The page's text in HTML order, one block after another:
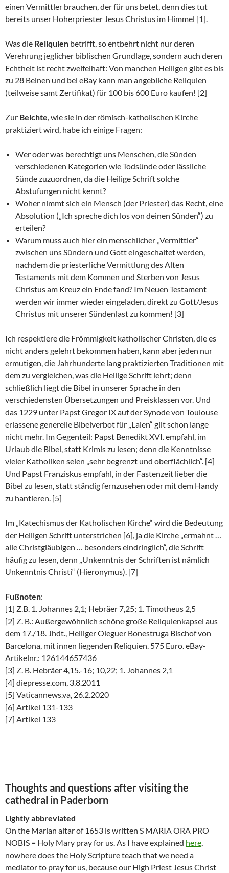
einen Vermittler brauchen, der für uns betet, denn dies tut
bereits unser Hoherpriester Jesus Christus im Himmel [1].
Was die Reliquien betrifft, so entbehrt nicht nur deren
Verehrung jeglicher biblischen Grundlage, sondern auch deren
Echtheit ist recht zweifelhaft: Von manchen Heiligen gibt es bis
zu 28 Beinen und bei eBay kann man angebliche Reliquien
(teilweise samt Zertifikat) für 100 bis 600 Euro kaufen! [2]
Zur Beichte, wie sie in der römisch-katholischen Kirche
praktiziert wird, habe ich einige Fragen:
Wer oder was berechtigt uns Menschen, die Sünden
verschiedenen Kategorien wie Todsünde oder lässliche
Sünde zuzuordnen, da die Heilige Schrift solche
Abstufungen nicht kennt?
Woher nimmt sich ein Mensch (der Priester) das Recht, eine
Absolution („Ich spreche dich los von deinen Sünden“) zu
erteilen?
Warum muss auch hier ein menschlicher „Vermittler“
zwischen uns Sündern und Gott eingeschaltet werden,
nachdem die priesterliche Vermittlung des Alten
Testaments mit dem Kommen und Sterben von Jesus
Christus am Kreuz ein Ende fand? Im Neuen Testament
werden wir immer wieder eingeladen, direkt zu Gott/Jesus
Christus mit unserer Sündenlast zu kommen! [3]
Ich respektiere die Frömmigkeit katholischer Christen, die es
nicht anders gelehrt bekommen haben, kann aber jeden nur
ermutigen, die Jahrhunderte lang praktizierten Traditionen mit
dem zu vergleichen, was die Heilige Schrift lehrt; denn
schließlich liegt die Bibel in unserer Sprache in den
verschiedensten Übersetzungen und Preisklassen vor. Und
das 1229 unter Papst Gregor IX auf der Synode von Toulouse
erlassene generelle Bibelverbot für „Laien“ gilt schon lange
nicht mehr. Im Gegenteil: Papst Benedikt XVI. empfahl, im
Urlaub die Bibel, statt Krimis zu lesen; denn die Kenntnisse
vieler Katholiken seien „sehr begrenzt und oberflächlich“. [4]
Und Papst Franziskus empfahl, in der Fastenzeit lieber die
Bibel zu lesen, statt ständig fernzusehen oder mit dem Handy
zu hantieren. [5]
Im „Katechismus der Katholischen Kirche“ wird die Bedeutung
der Heiligen Schrift unterstrichen [6], ja die Kirche „ermahnt …
alle Christgläubigen … besonders eindringlich“, die Schrift
häufig zu lesen, denn „Unkenntnis der Schriften ist nämlich
Unkenntnis Christi“ (Hieronymus). [7]
Fußnoten:
[1] Z.B. 1. Johannes 2,1; Hebräer 7,25; 1. Timotheus 2,5
[2] Z. B.: Außergewöhnlich schöne große Reliquienkapsel aus
dem 17./18. Jhdt., Heiliger Oleguer Bonestruga Bischof von
Barcelona, mit innen liegenden Reliquien. 575 Euro. eBay-
Artikelnr.: 126144657436
[3] Z. B. Hebräer 4,15.-16; 10,22; 1. Johannes 2,1
[4] diepresse.com, 3.8.2011
[5] Vaticannews.va, 26.2.2020
[6] Artikel 131-133
[7] Artikel 133
Thoughts and questions after visiting the
cathedral in Paderborn
Lightly abbreviated
On the Marian altar of 1653 is written S MARIA ORA PRO
NOBIS = Holy Mary pray for us. As I have explained here,
nowhere does the Holy Scripture teach that we need a
mediator to pray for us, because our High Priest Jesus Christ